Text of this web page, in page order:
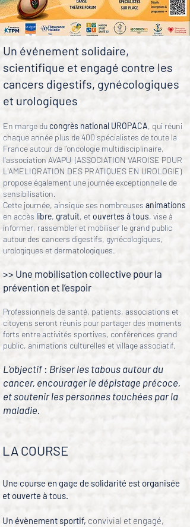
Un événement solidaire,
scientifique et engagé contre les
cancers digestifs, gynécologiques
et urologiques
​En marge du congrès national UROPACA, qui réuni
chaque année plus de 400 spécialistes de toute la
France autour de l’oncologie multidisciplinaire,
l'association AVAPU (ASSOCIATION VAROISE POUR
L'AMELIORATION DES PRATIQUES EN UROLOGIE)
propose également une journée exceptionnelle de
sensibilisation.
Cette journée, ainsique ses nombreuses animations
en accès libre, gratuit, et ouvertes à tous, vise à
informer, rassembler et mobiliser le grand public
autour des cancers digestifs, gynécologiques,
urologiques et dermatologiques.
>> Une mobilisation collective pour la
prévention et l’espoir
Professionnels de santé, patients, associations et
citoyens seront réunis pour partager des moments
forts entre activités sportives, conférences grand
public, animations culturelles et village associatif.
L’objectif : Briser les tabous autour du
cancer, encourager le dépistage précoce,
et soutenir les personnes touchées par la
maladie.
LA COURSE
​Une course en gage de solidarité est organisée
et ouverte à tous.​​
​Un évènement sportif, convivial et engagé,